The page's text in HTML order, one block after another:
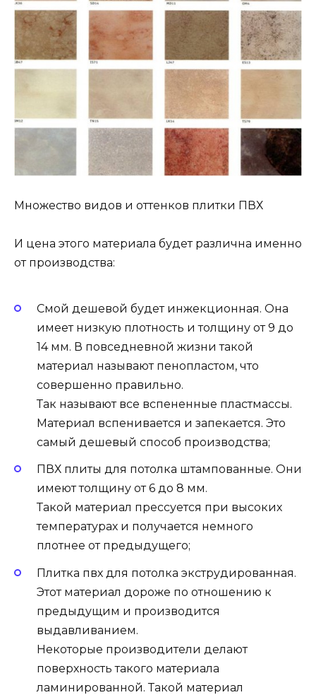
Множество видов и оттенков плитки ПВХ
И цена этого материала будет различна именно
от производства:
Смой дешевой будет инжекционная. Она
имеет низкую плотность и толщину от 9 до
14 мм. В повседневной жизни такой
материал называют пенопластом, что
совершенно правильно.
Так называют все вспененные пластмассы.
Материал вспенивается и запекается. Это
самый дешевый способ производства;
ПВХ плиты для потолка штампованные. Они
имеют толщину от 6 до 8 мм.
Такой материал прессуется при высоких
температурах и получается немного
плотнее от предыдущего;
Плитка пвх для потолка экструдированная.
Этот материал дороже по отношению к
предыдущим и производится
выдавливанием.
Некоторые производители делают
поверхность такого материала
ламинированной. Такой материал